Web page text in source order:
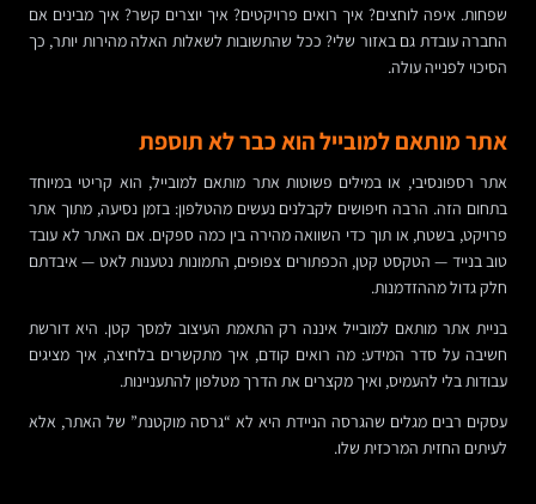
שפחות. איפה לוחצים? איך רואים פרויקטים? איך יוצרים קשר? איך מבינים אם
החברה עובדת גם באזור שלי? ככל שהתשובות לשאלות האלה מהירות יותר, כך
הסיכוי לפנייה עולה.
אתר מותאם למובייל הוא כבר לא תוספת
אתר רספונסיבי, או במילים פשוטות אתר מותאם למובייל, הוא קריטי במיוחד
בתחום הזה. הרבה חיפושים לקבלנים נעשים מהטלפון: בזמן נסיעה, מתוך אתר
פרויקט, בשטח, או תוך כדי השוואה מהירה בין כמה ספקים. אם האתר לא עובד
טוב בנייד — הטקסט קטן, הכפתורים צפופים, התמונות נטענות לאט — איבדתם
חלק גדול מההזדמנות.
בניית אתר מותאם למובייל איננה רק התאמת העיצוב למסך קטן. היא דורשת
חשיבה על סדר המידע: מה רואים קודם, איך מתקשרים בלחיצה, איך מציגים
עבודות בלי להעמיס, ואיך מקצרים את הדרך מטלפון להתעניינות.
עסקים רבים מגלים שהגרסה הניידת היא לא “גרסה מוקטנת” של האתר, אלא
לעיתים החזית המרכזית שלו.